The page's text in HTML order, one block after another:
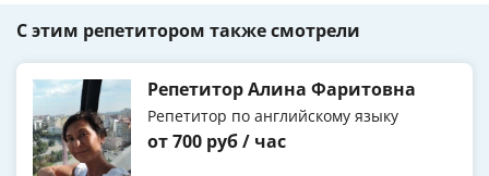
С этим репетитором также смотрели
Репетитор Алина Фаритовна
Репетитор по английскому языку
от 700 руб / час